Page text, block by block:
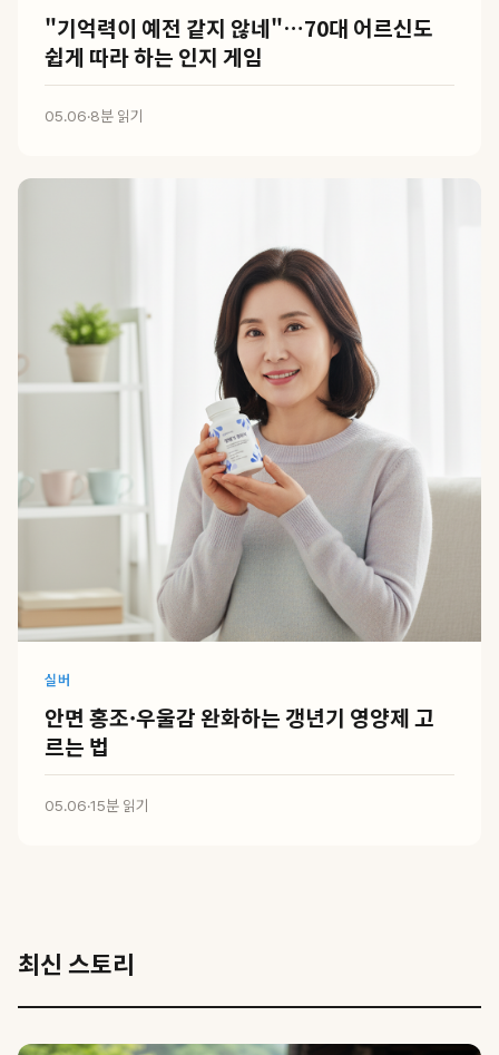
"기억력이 예전 같지 않네"…70대 어르신도
쉽게 따라 하는 인지 게임
05.06·8분 읽기
실버
안면 홍조·우울감 완화하는 갱년기 영양제 고
르는 법
05.06·15분 읽기
최신 스토리